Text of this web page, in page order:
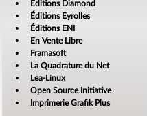
Éditions Diamond
Éditions Eyrolles
Éditions ENI
En Vente Libre
Framasoft
La Quadrature du Net
Lea-Linux
Open Source Initiative
Imprimerie Grafik Plus